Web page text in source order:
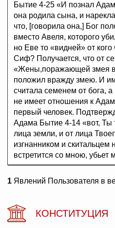
Бытие 4-25 «И познал
она родила сына, и
что, [говорила она,] Бог
вместо Авеля, которого
но Еве то «видней» от
Сиф? Получается, что от
«Жены,поражающей змея в
положил вражду змею. И
считала семенем от бога,
не имеет отношения к
первый человек.
Адама Бытие 4-14 «вот, Ты
лица земли, и от лица
изгнанником и скитальцем
встретится со мною, убьет
1 Явлений Пользователя в
КОНСТИТУЦИЯ